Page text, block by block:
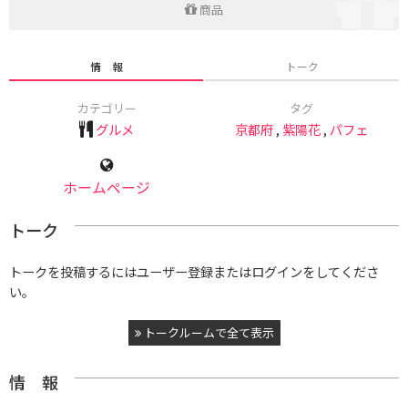
商品
情 報 トーク
カテゴリー
グルメ
タグ
京都府, 紫陽花, パフェ
ホームページ
トーク
トークを投稿するにはユーザー登録またはログインをしてくださ
い。
トークルームで全て表示
情 報